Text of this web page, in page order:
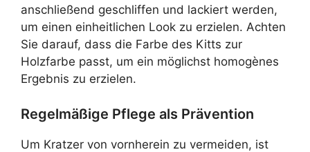
anschließend geschliffen und lackiert werden,
um einen einheitlichen Look zu erzielen. Achten
Sie darauf, dass die Farbe des Kitts zur
Holzfarbe passt, um ein möglichst homogènes
Ergebnis zu erzielen.
Regelmäßige Pflege als Prävention
Um Kratzer von vornherein zu vermeiden, ist